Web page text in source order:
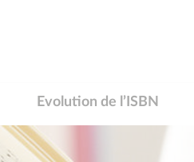
Evolution de l’ISBN